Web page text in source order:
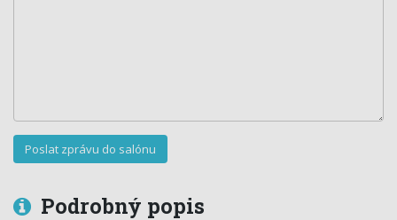
Podrobný popis